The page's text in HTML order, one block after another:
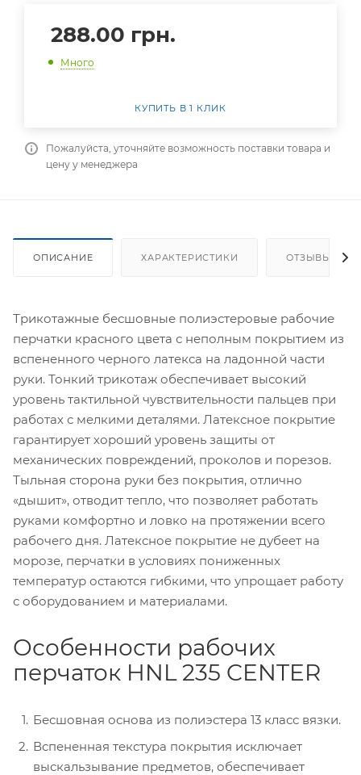
288.00 грн.
Много
КУПИТЬ В 1 КЛИК
Пожалуйста, уточняйте возможность поставки товара и
цену у менеджера
ОПИСАНИЕ ХАРАКТЕРИСТИКИ ОТЗЫВЫ
Трикотажные бесшовные полиэстеровые рабочие
перчатки красного цвета с неполным покрытием из
вспененного черного латекса на ладонной части
руки. Тонкий трикотаж обеспечивает высокий
уровень тактильной чувствительности пальцев при
работах с мелкими деталями. Латексное покрытие
гарантирует хороший уровень защиты от
механических повреждений, проколов и порезов.
Тыльная сторона руки без покрытия, отлично
«дышит», отводит тепло, что позволяет работать
руками комфортно и ловко на протяжении всего
рабочего дня. Латексное покрытие не дубеет на
морозе, перчатки в условиях пониженных
температур остаются гибкими, что упрощает работу
с оборудованием и материалами.
Особенности рабочих
перчаток HNL 235 CENTER
Бесшовная основа из полиэстера 13 класс вязки.
Вспененная текстура покрытия исключает
выскальзывание предметов, обеспечивает